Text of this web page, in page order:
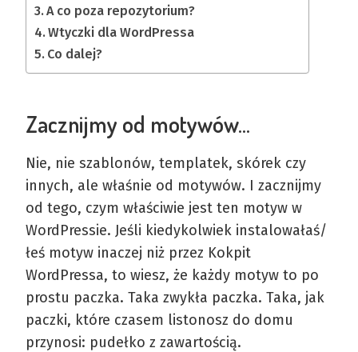
A co poza repozytorium?
Wtyczki dla WordPressa
Co dalej?
Zacznijmy od motywów…
Nie, nie szablonów, templatek, skórek czy
innych, ale właśnie od motywów. I zacznijmy
od tego, czym właściwie jest ten motyw w
WordPressie. Jeśli kiedykolwiek instalowałaś/
łeś motyw inaczej niż przez Kokpit
WordPressa, to wiesz, że każdy motyw to po
prostu paczka. Taka zwykła paczka. Taka, jak
paczki, które czasem listonosz do domu
przynosi: pudełko z zawartością.